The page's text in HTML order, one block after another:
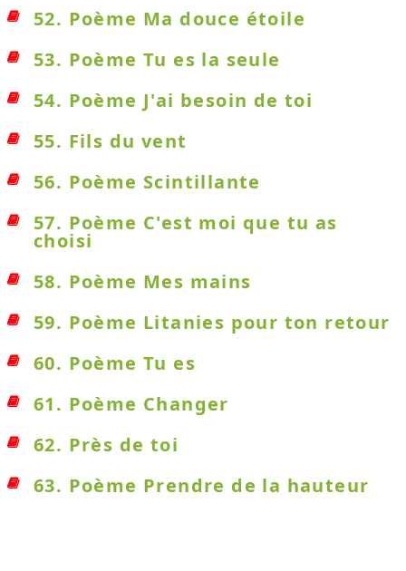
52. Poème Ma douce étoile
53. Poème Tu es la seule
54. Poème J'ai besoin de toi
55. Fils du vent
56. Poème Scintillante
57. Poème C'est moi que tu as
choisi
58. Poème Mes mains
59. Poème Litanies pour ton retour
60. Poème Tu es
61. Poème Changer
62. Près de toi
63. Poème Prendre de la hauteur